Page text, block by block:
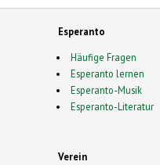
Esperanto
Häufige Fragen
Esperanto lernen
Esperanto-Musik
Esperanto-Literatur
Verein